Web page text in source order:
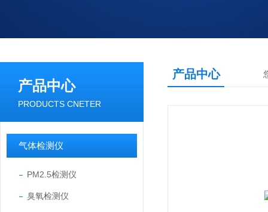
产品中心
PRODUCTS CNETER
气体检测仪
PM2.5检测仪
臭氧检测仪
产品中心